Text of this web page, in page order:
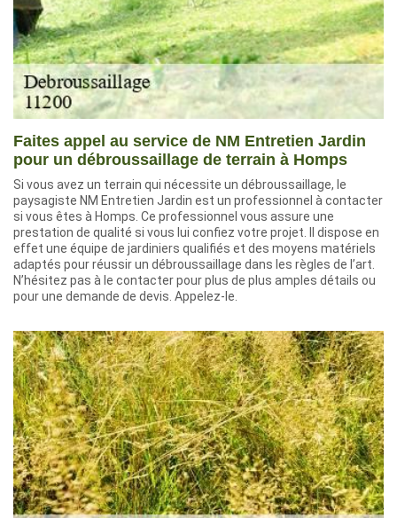
Faites appel au service de NM Entretien Jardin
pour un débroussaillage de terrain à Homps
Si vous avez un terrain qui nécessite un débroussaillage, le
paysagiste NM Entretien Jardin est un professionnel à contacter
si vous êtes à Homps. Ce professionnel vous assure une
prestation de qualité si vous lui confiez votre projet. Il dispose en
effet une équipe de jardiniers qualifiés et des moyens matériels
adaptés pour réussir un débroussaillage dans les règles de l’art.
N’hésitez pas à le contacter pour plus de plus amples détails ou
pour une demande de devis. Appelez-le.